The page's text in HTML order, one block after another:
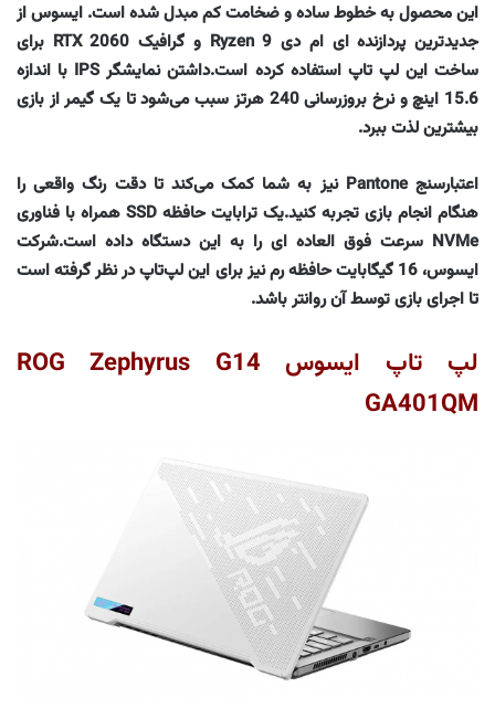
این محصول به خطوط ساده و ضخامت کم مبدل شده است. ایسوس از
جدیدترین پردازنده ای ام دی Ryzen 9 و گرافیک RTX 2060 برای
ساخت این لپ تاپ استفاده کرده است.داشتن نمایشگر IPS با اندازه
15.6 اینچ و نرخ بروزرسانی 240 هرتز سبب می‌شود تا یک گیمر از بازی
بیشترین لذت ببرد.
اعتبارسنج Pantone نیز به شما کمک می‌کند تا دقت رنگ واقعی را
هنگام انجام بازی‌ تجربه کنید.یک ترابایت حافظه SSD همراه با فناوری
NVMe سرعت فوق العاده ای را به این دستگاه داده است.شرکت
ایسوس، 16 گیگابایت حافظه رم نیز برای این لپ‌تاپ در نظر گرفته است
تا اجرای بازی توسط آن روانتر باشد.
لپ تاپ ایسوس ROG Zephyrus G14
GA401QM